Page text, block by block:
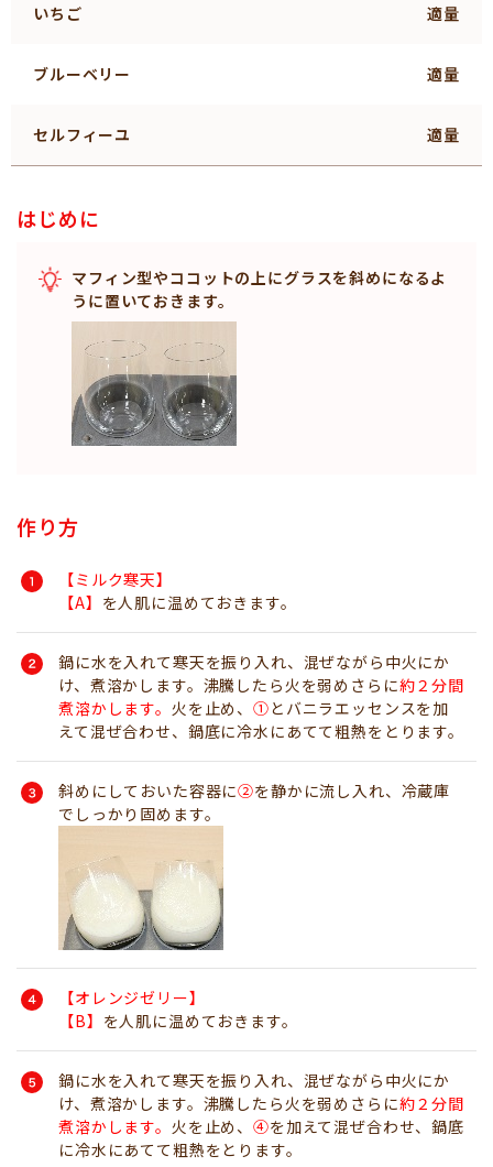
いちご 適量
ブルーベリー 適量
セルフィーユ 適量
はじめに
マフィン型やココットの上にグラスを斜めになるよ
うに置いておきます。
作り方
【ミルク寒天】
【A】 を人肌に温めておきます。
鍋に水を入れて寒天を振り入れ、混ぜながら中火にか
け、煮溶かします。沸騰したら火を弱めさらに約２分間
煮溶かします。 火を止め、①とバニラエッセンスを加
えて混ぜ合わせ、鍋底に冷水にあてて粗熱をとります。
斜めにしておいた容器に②を静かに流し入れ、冷蔵庫
でしっかり固めます。
【オレンジゼリー】
【B】 を人肌に温めておきます。
鍋に水を入れて寒天を振り入れ、混ぜながら中火にか
け、煮溶かします。沸騰したら火を弱めさらに約２分間
煮溶かします。 火を止め、④を加えて混ぜ合わせ、鍋底
に冷水にあてて粗熱をとります。